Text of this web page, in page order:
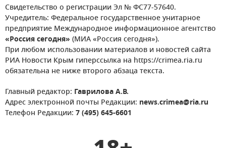
Свидетельство о регистрации Эл № ФС77-57640.
Учредитель: Федеральное государственное унитарное
предприятие Международное информационное агентство
«Россия сегодня» (МИА «Россия сегодня»).
При любом использовании материалов и новостей сайта
РИА Новости Крым гиперссылка на https://crimea.ria.ru
обязательна не ниже второго абзаца текста.
Главный редактор: Гаврилова А.В.
Адрес электронной почты Редакции: news.crimea@ria.ru
Телефон Редакции: 7 (495) 645-6601